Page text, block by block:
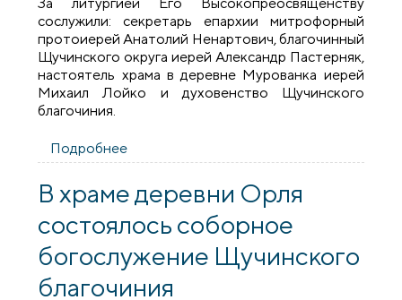
сослужили: секретарь епархии митрофорный
протоиерей Анатолий Ненартович, благочинный
Щучинского округа иерей Александр Пастерняк,
настоятель храма в деревне Мурованка иерей
Михаил Лойко и духовенство Щучинского
благочиния.
Подробнее
Литургию Преждеосвященных Даров в
храме деревни Мурованка
В храме деревни Орля
состоялось соборное
богослужение Щучинского
благочиния